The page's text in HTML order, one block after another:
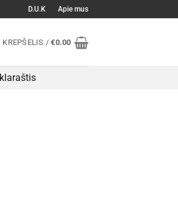
D.U.K Apie mus
KREPŠELIS /€0.00